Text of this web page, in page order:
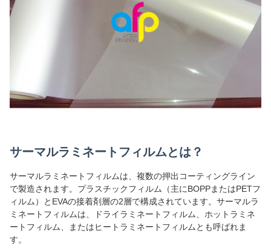
サーマルラミネートフィルムとは？
サーマルラミネートフィルムは、複数の押出コーティングライン
で製造されます。プラスチックフィルム（主にBOPPまたはPETフ
ィルム）とEVAの接着剤層の2層で構成されています。サーマルラ
ミネートフィルムは、ドライラミネートフィルム、ホットラミネ
ートフィルム、またはヒートラミネートフィルムとも呼ばれま
す。